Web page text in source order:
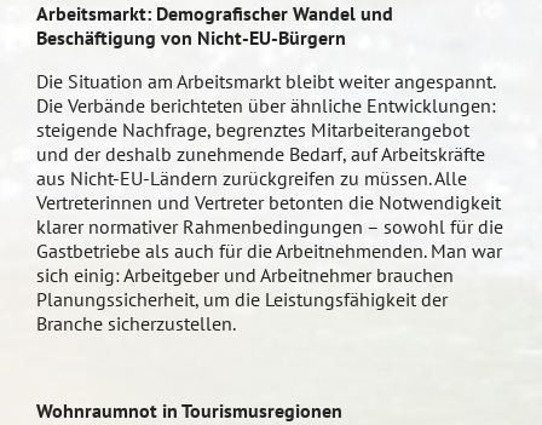
Arbeitsmarkt: Demografischer Wandel und
Beschäftigung von Nicht-EU-Bürgern
Die Situation am Arbeitsmarkt bleibt weiter angespannt.
Die Verbände berichteten über ähnliche Entwicklungen:
steigende Nachfrage, begrenztes Mitarbeiterangebot
und der deshalb zunehmende Bedarf, auf Arbeitskräfte
aus Nicht-EU-Ländern zurückgreifen zu müssen. Alle
Vertreterinnen und Vertreter betonten die Notwendigkeit
klarer normativer Rahmenbedingungen – sowohl für die
Gastbetriebe als auch für die Arbeitnehmenden. Man war
sich einig: Arbeitgeber und Arbeitnehmer brauchen
Planungssicherheit, um die Leistungsfähigkeit der
Branche sicherzustellen.
Wohnraumnot in Tourismusregionen